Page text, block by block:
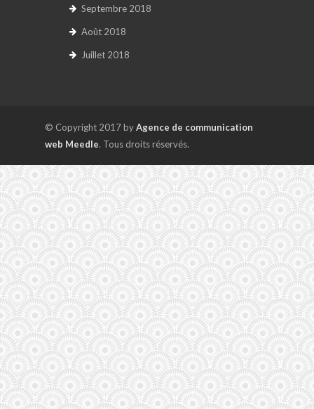
Septembre 2018
Août 2018
Juillet 2018
© Copyright 2017 byAgence de communication
web Meedle. Tous droits réservés.